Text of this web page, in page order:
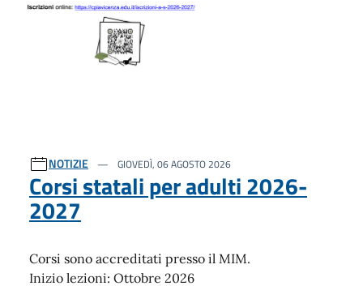
NOTIZIE GIOVEDÌ, 06 AGOSTO 2026
Corsi statali per adulti 2026-
2027
Corsi sono accreditati presso il MIM.
Inizio lezioni: Ottobre 2026